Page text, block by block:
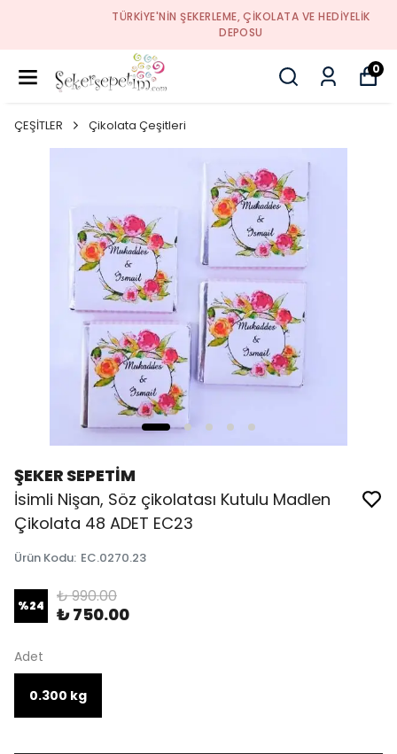
TÜRKIYE'NIN ŞEKERLEME, ÇIKOLATA VE HEDIYELIK
DEPOSU
0
ÇEŞİTLER Çikolata Çeşitleri
ŞEKER SEPETİM
İsimli Nişan, Söz çikolatası Kutulu Madlen
Çikolata 48 ADET EC23
Ürün Kodu: EC.0270.23
%24 ₺ 990.00
₺ 750.00
Adet
0.300 kg